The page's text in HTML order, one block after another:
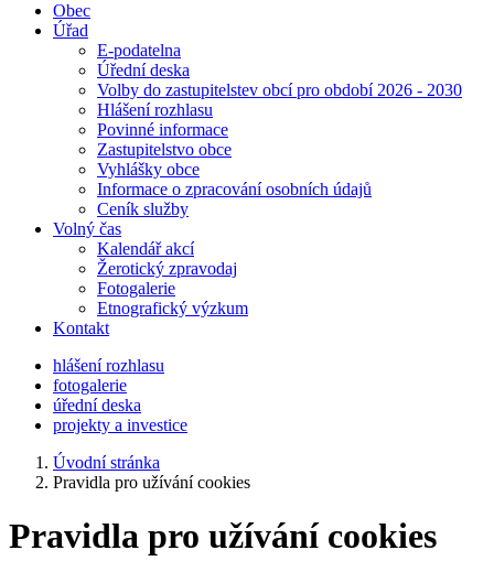
Obec
Úřad
E-podatelna
Úřední deska
Volby do zastupitelstev obcí pro období 2026 - 2030
Hlášení rozhlasu
Povinné informace
Zastupitelstvo obce
Vyhlášky obce
Informace o zpracování osobních údajů
Ceník služby
Volný čas
Kalendář akcí
Žerotický zpravodaj
Fotogalerie
Etnografický výzkum
Kontakt
hlášení rozhlasu
fotogalerie
úřední deska
projekty a investice
Úvodní stránka
Pravidla pro užívání cookies
Pravidla pro užívání cookies